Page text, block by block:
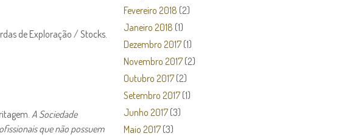
de Exploração / Stocks.
A Sociedade
que não possuem
Fevereiro 2018 (2)
Janeiro 2018 (1)
Dezembro 2017 (1)
Novembro 2017 (2)
Outubro 2017 (2)
Setembro 2017 (1)
Junho 2017 (3)
Maio 2017 (3)